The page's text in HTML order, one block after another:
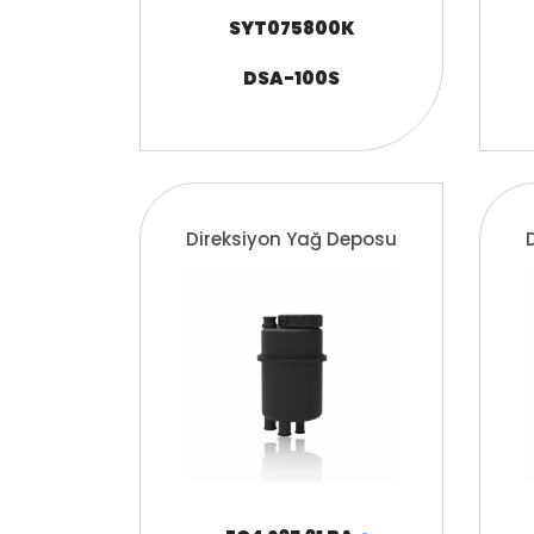
SYT075800K
DSA-100S
Direksiyon Yağ Deposu